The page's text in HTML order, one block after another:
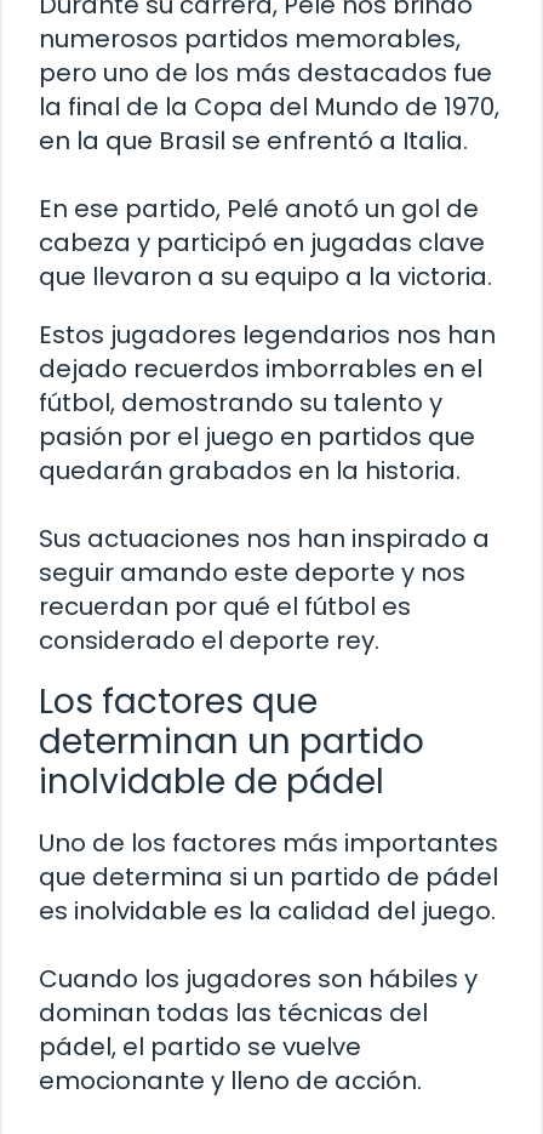
numerosos partidos memorables,
pero uno de los más destacados fue
la final de la Copa del Mundo de 1970,
en la que Brasil se enfrentó a Italia.
En ese partido, Pelé anotó un gol de
cabeza y participó en jugadas clave
que llevaron a su equipo a la victoria.
Estos jugadores legendarios nos han
dejado recuerdos imborrables en el
fútbol, demostrando su talento y
pasión por el juego en partidos que
quedarán grabados en la historia.
Sus actuaciones nos han inspirado a
seguir amando este deporte y nos
recuerdan por qué el fútbol es
considerado el deporte rey.
Los factores que
determinan un partido
inolvidable de pádel
Uno de los factores más importantes
que determina si un partido de pádel
es inolvidable es la calidad del juego.
Cuando los jugadores son hábiles y
dominan todas las técnicas del
pádel, el partido se vuelve
emocionante y lleno de acción.